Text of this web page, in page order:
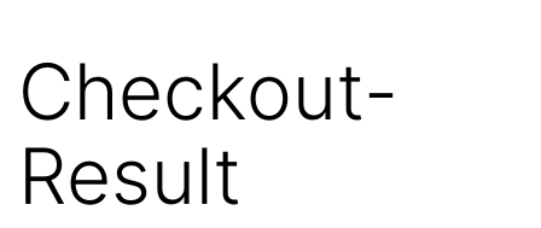
Checkout-
Result